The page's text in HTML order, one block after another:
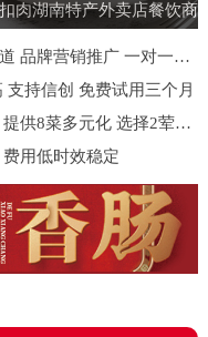
肉湖南特产外卖店餐饮商
虎皮扣肉饭店即食预制菜
180g
海外媒体发稿 餐饮品牌媒体新闻报道 品牌营销推广 一对一专人服务
持信创 免费试用三个月
惠州市饭堂外包 味莱餐饮管理公司 提供8菜多元化 选择2荤1素汤米饭
用低时效稳定